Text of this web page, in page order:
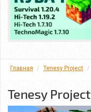
Главная Tenesy Project
Tenesy Project